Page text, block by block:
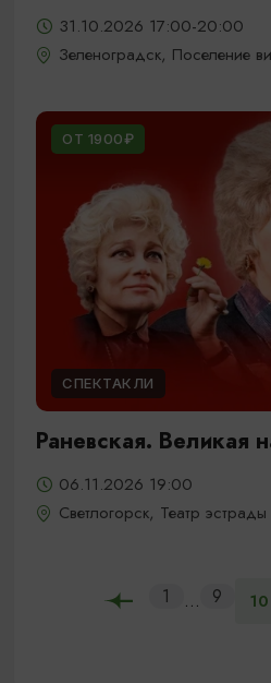
31.10.2026 17:00-20:00
Зеленоградск, Поселение
ОТ 1900₽
СПЕКТАКЛИ
Раневская. Великая
06.11.2026 19:00
Светлогорск, Театр
1 ... 9 10